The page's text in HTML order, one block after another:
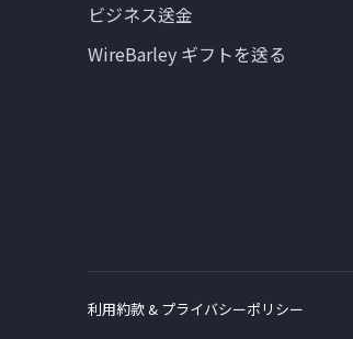
ビジネス送金
WireBarley ギフトを送る
利用約款 & プライバシーポリシー